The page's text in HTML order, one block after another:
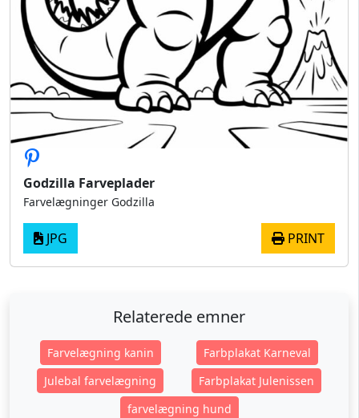
Godzilla Farveplader
Farvelægninger Godzilla
JPG PRINT
Relaterede emner
Farvelægning kanin
Farbplakat Karneval
Julebal farvelægning
Farbplakat Julenissen
farvelægning hund